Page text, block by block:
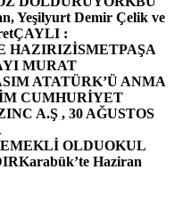
Yeşilyurt Demir Çelik ve
ÇAYLI :
HAZIRIZİSMETPAŞA
MURAT
ATATÜRK’Ü ANMA
CUMHURİYET
A.Ş , 30 AĞUSTOS
OLDUOKUL
Karabük’te Haziran